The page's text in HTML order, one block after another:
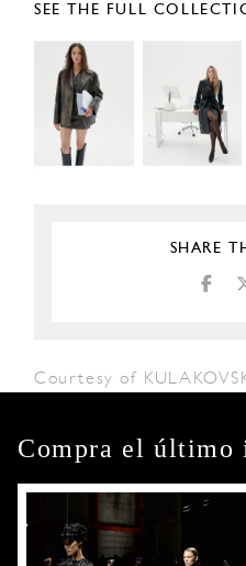
SEE THE FULL
SHARE
Courtesy of
Compra el último